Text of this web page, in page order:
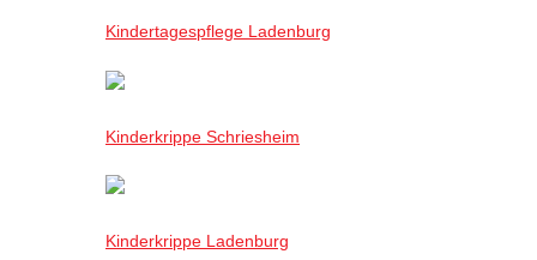
Kindertagespflege Ladenburg
Kinderkrippe Schriesheim
Kinderkrippe Ladenburg